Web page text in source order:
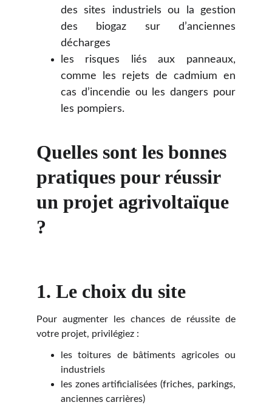
des sites industriels ou la gestion
des biogaz sur d’anciennes
décharges
les risques liés aux panneaux,
comme les rejets de cadmium en
cas d’incendie ou les dangers pour
les pompiers.
Quelles sont les bonnes
pratiques pour réussir
un projet agrivoltaïque
?
1. Le choix du site
Pour augmenter les chances de réussite de
votre projet, privilégiez :
les toitures de bâtiments agricoles ou
industriels
les zones artificialisées (friches, parkings,
anciennes carrières)